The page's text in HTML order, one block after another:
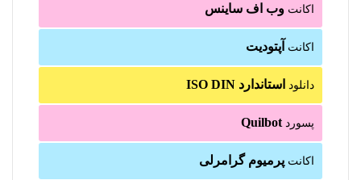
اکانت وب اف ساینس
اکانت آپتودیت
دانلود استاندارد ISO DIN
پسورد Quilbot
اکانت پرمیوم گرامرلی